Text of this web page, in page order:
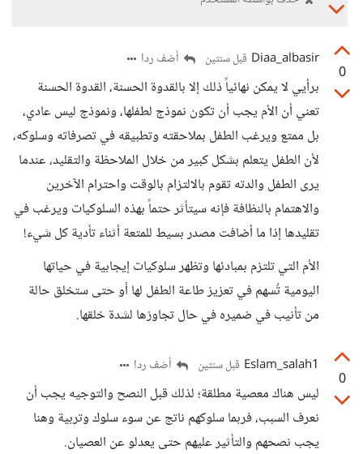
0
Diaa_albasir قبل سنتين أضف ردا
برأيي لا يمكن نهائياً ذلك إلا بالقدوة الحسنة، القدوة الحسنة
تعني أن الأم يجب أن تكون نموذج لطفلها، ونموذج ليس عادي،
بل ممتع ويرغب الطفل بملاحقته وتطبيقه في تصرفاته وسلوكه،
لأن الطفل يتعلم بشكل كبير من خلال الملاحظة والتقليد، عندما
يرى الطفل والدته تقوم بالالتزام بالوقت واحترام الآخرين
والاهتمام بالنظافة فإنه سيتأثر حتماً بهذه السلوكيات ويرغب في
تقليدها إذا ما أضافت مصدر بسيط للمتعة أثناء تأدية كل شيء!
الأم التي تلتزم بمبادئها وتظهر سلوكيات إيجابية في حياتها
اليومية تُسهم في تعزيز طاعة الطفل لها أو حتى ستخلق حالة
من تأنيب في ضميره في حال تجاوزها لشدة خلقها.
0
Eslam_salah1 قبل سنتين أضف ردا
ليس هناك معصية مطلقة؛ لذلك قبل النصح والتوجيه يجب أن
نعرف السبب، فربما سلوكهم ناتج عن سوء سلوك وتربية وهنا
يجب نصحهم والتأثير عليهم حتى يعدلو عن العصيان.